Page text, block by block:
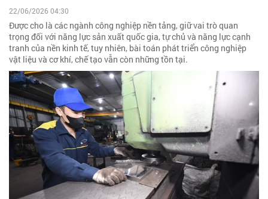
22/06/2026 04:30
Được cho là các ngành công nghiệp nền tảng, giữ vai trò quan
trọng đối với năng lực sản xuất quốc gia, tự chủ và năng lực cạnh
tranh của nền kinh tế, tuy nhiên, bài toán phát triển công nghiệp
vật liệu và cơ khí, chế tạo vẫn còn những tồn tại.